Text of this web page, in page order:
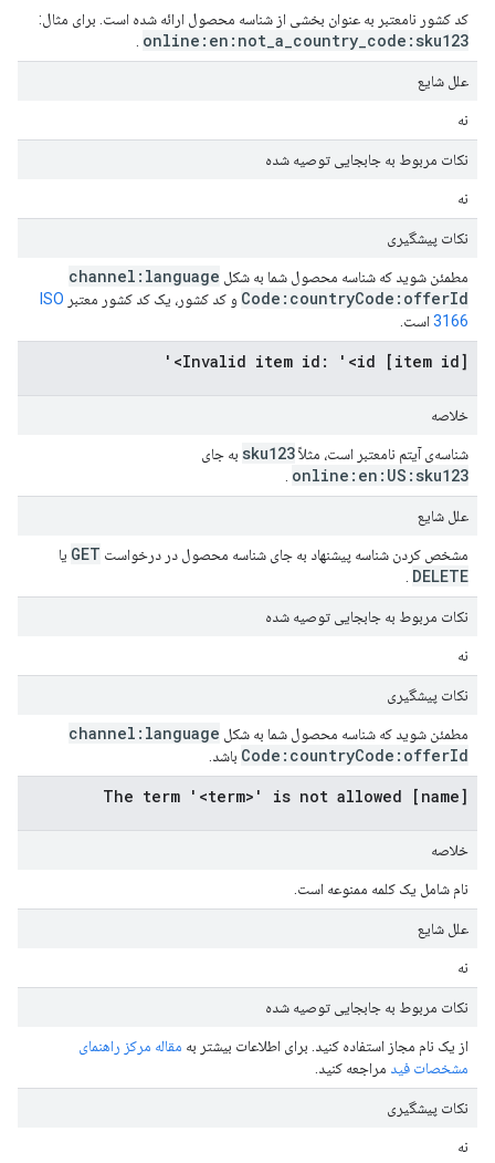
کد کشور نامعتبر به عنوان بخشی از شناسه محصول ارائه شده است. برای مثال:
online:en:not a country code:sku123
علل شایع
نه
نکات مربوط به جابجایی توصیه شده
نه
نکات پیشگیری
مطمئن شوید که شناسه محصول شما به شکل channel:language
Code:countryCode:offerId و کد کشور، یک کد کشور معتبر ISO
3166 است.
[item id] Invalid item id: '<id>'
خلاصه
شناسه‌ی آیتم نامعتبر است، مثلاًsku123 به جای
online:en:US:sku123
علل شایع
مشخص کردن شناسه پیشنهاد به جای شناسه محصول در درخواست GET یا
DELETE
نکات مربوط به جابجایی توصیه شده
نه
نکات پیشگیری
مطمئن شوید که شناسه محصول شما به شکل channel:language
Code:countryCode:offerId باشد.
[name] The term '<term>' is not allowed
خلاصه
نام شامل یک کلمه ممنوعه است.
علل شایع
نه
نکات مربوط به جابجایی توصیه شده
از یک نام مجاز استفاده کنید. برای اطلاعات بیشتر به مقاله مرکز راهنمای
مشخصات فید مراجعه کنید.
نکات پیشگیری
نه